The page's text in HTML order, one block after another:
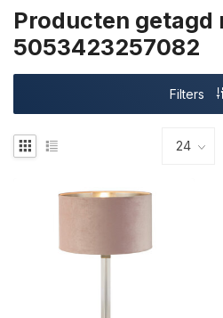
Producten getagd
5053423257082
Filters